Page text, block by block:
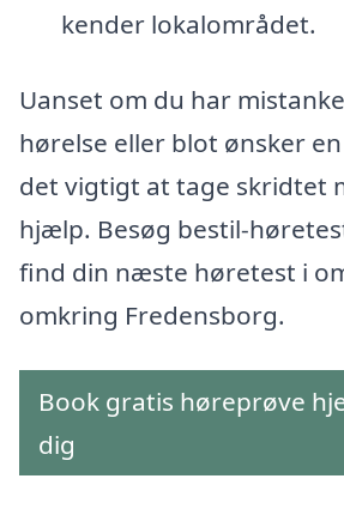
kender lokalområdet.
Uanset om du har
hørelse eller blot ønsker
det vigtigt at tage skridtet
hjælp. Besøg bestil-
find din næste høretest i
omkring Fredensborg.
Book gratis høreprøve
dig